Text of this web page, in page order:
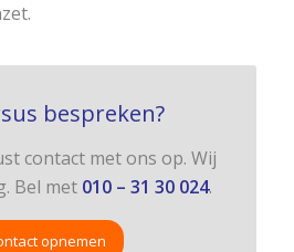
bespreken?
contact met ons op. Wij
Bel met 010 – 31 30 024.
opnemen